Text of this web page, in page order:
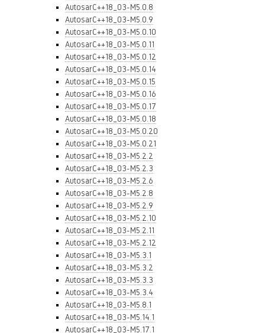
AutosarC++18_03-M5.0.8
AutosarC++18_03-M5.0.9
AutosarC++18_03-M5.0.10
AutosarC++18_03-M5.0.11
AutosarC++18_03-M5.0.12
AutosarC++18_03-M5.0.14
AutosarC++18_03-M5.0.15
AutosarC++18_03-M5.0.16
AutosarC++18_03-M5.0.17
AutosarC++18_03-M5.0.18
AutosarC++18_03-M5.0.20
AutosarC++18_03-M5.0.21
AutosarC++18_03-M5.2.2
AutosarC++18_03-M5.2.3
AutosarC++18_03-M5.2.6
AutosarC++18_03-M5.2.8
AutosarC++18_03-M5.2.9
AutosarC++18_03-M5.2.10
AutosarC++18_03-M5.2.11
AutosarC++18_03-M5.2.12
AutosarC++18_03-M5.3.1
AutosarC++18_03-M5.3.2
AutosarC++18_03-M5.3.3
AutosarC++18_03-M5.3.4
AutosarC++18_03-M5.8.1
AutosarC++18_03-M5.14.1
AutosarC++18_03-M5.17.1